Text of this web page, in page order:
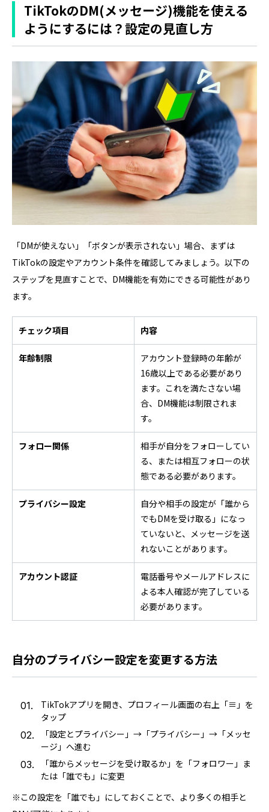
TikTokのDM(メッセージ)機能を使える
ようにするには？設定の見直し方
「DMが使えない」「ボタンが表示されない」場合、まずは
TikTokの設定やアカウント条件を確認してみましょう。以下の
ステップを見直すことで、DM機能を有効にできる可能性があり
ます。
チェック項目 内容
年齢制限
アカウント登録時の年齢が
16歳以上である必要があり
ます。これを満たさない場
合、DM機能は制限されま
す。
フォロー関係
相手が自分をフォローしてい
る、または相互フォローの状
態である必要があります。
プライバシー設定
自分や相手の設定が「誰から
でもDMを受け取る」になっ
ていないと、メッセージを送
れないことがあります。
アカウント認証
電話番号やメールアドレスに
よる本人確認が完了している
必要があります。
自分のプライバシー設定を変更する方法
TikTokアプリを開き、プロフィール画面の右上「≡」を
タップ
「設定とプライバシー」→「プライバシー」→「メッセ
ージ」へ進む
「誰からメッセージを受け取るか」を「フォロワー」ま
たは「誰でも」に変更
※この設定を「誰でも」にしておくことで、より多くの相手と